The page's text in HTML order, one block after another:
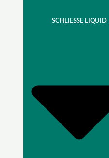
SCHLIESSE LIQUID